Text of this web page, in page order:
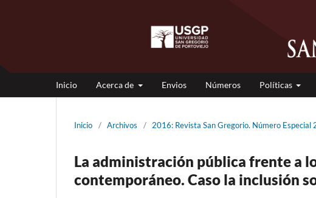
Inicio Acerca de Envios Números Políticas
Inicio / Archivos / 2016: Revista San Gregorio. Número Especial
La administración pública frente a
contemporáneo. Caso la inclusión